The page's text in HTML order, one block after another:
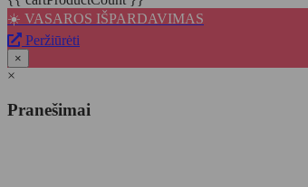
☀️ VASAROS IŠPARDAVIMAS
Peržiūrėti
×
×
Pranešimai